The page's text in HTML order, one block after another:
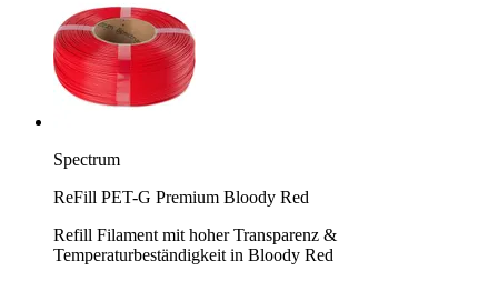
Spectrum
ReFill PET-G Premium Bloody Red
Refill Filament mit hoher Transparenz &
Temperaturbeständigkeit in Bloody Red